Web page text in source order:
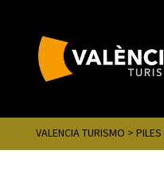
VALENCIA TURISMO > PILES